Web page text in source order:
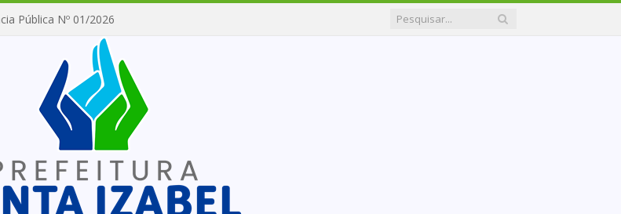
Pública Nº 01/2026